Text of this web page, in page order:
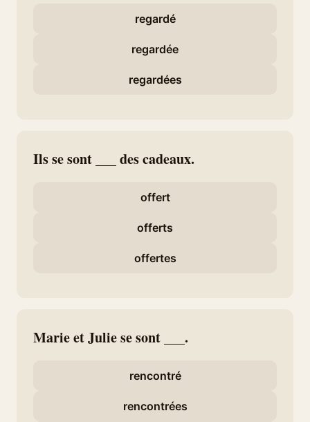
regardé
regardée
regardées
Ils se sont ___ des cadeaux.
offert
offerts
offertes
Marie et Julie se sont ___.
rencontré
rencontrées